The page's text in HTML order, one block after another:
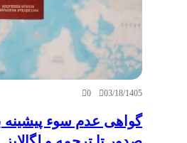
03/18/1405
0
گواهی عدم سوء